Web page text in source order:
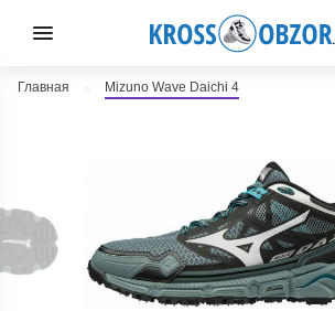
Главная Mizuno Wave Daichi 4